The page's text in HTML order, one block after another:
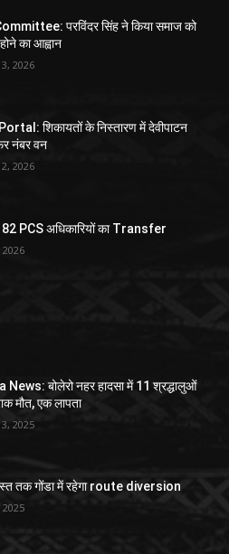
परविंदर सिंह ने किया समाज को
का आह्वान
2026
शिकायतों के निस्तारण में देवीपाटन
नंबर वन
2026
PCS अधिकारियों का Transfer
2026
News: बोलेरो नहर हादसा में 11 श्रद्धालुओं
मौत, एक लापता
2025
तक गोंडा में रहेगा route diversion
2025